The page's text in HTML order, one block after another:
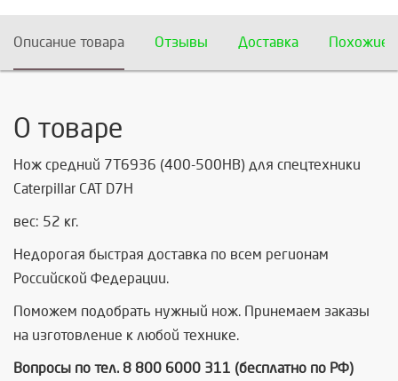
Описание товара Отзывы Доставка Похожие
О товаре
Нож средний 7T6936 (400-500HB) для спецтехники
Caterpillar САТ D7H
вес: 52 кг.
Недорогая быстрая доставка по всем регионам
Российской Федерации.
Поможем подобрать нужный нож. Принемаем заказы
на изготовление к любой технике.
Вопросы по тел. 8 800 6000 311 (бесплатно по РФ)